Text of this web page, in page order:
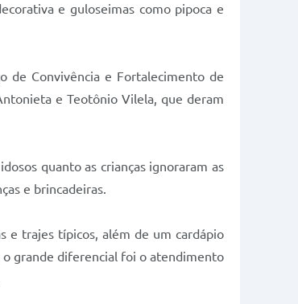
e guloseimas como pipoca e
de Convivência e Fortalecimento de
e Teotônio Vilela, que deram
quanto as crianças ignoraram as
e brincadeiras.
e trajes típicos, além de um cardápio
o grande diferencial foi o atendimento